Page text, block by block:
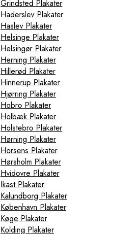
Grindsted Plakater
Haderslev Plakater
Haslev Plakater
Helsinge Plakater
Helsingør Plakater
Herning Plakater
Hillerød Plakater
Hinnerup Plakater
Hjørring Plakater
Hobro Plakater
Holbæk Plakater
Holstebro Plakater
Hørning Plakater
Horsens Plakater
Hørsholm Plakater
Hvidovre Plakater
Ikast Plakater
Kalundborg Plakater
København Plakater
Køge Plakater
Kolding Plakater